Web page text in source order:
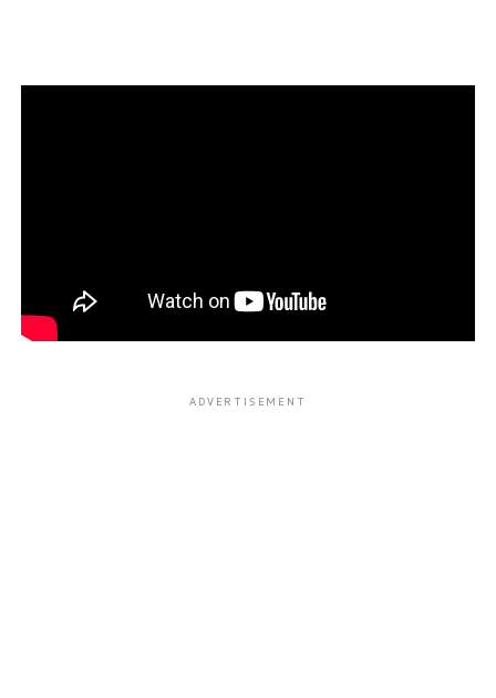
ADVERTISEMENT